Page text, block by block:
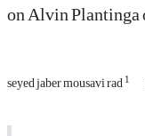
on Alvin
seyed jaber mousavi rad1